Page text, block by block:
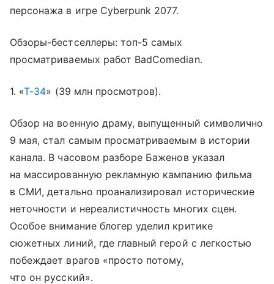
персонажа в игре Cyberpunk 2077.
Обзоры-бестселлеры: топ-5 самых
просматриваемых работ BadComedian.
1. «Т-34» (39 млн просмотров).
Обзор на военную драму, выпущенный символично
9 мая, стал самым просматриваемым в истории
канала. В часовом разборе Баженов указал
на массированную рекламную кампанию фильма
в СМИ, детально проанализировал исторические
неточности и нереалистичность многих сцен.
Особое внимание блогер уделил критике
сюжетных линий, где главный герой с легкостью
побеждает врагов «просто потому,
что он русский».